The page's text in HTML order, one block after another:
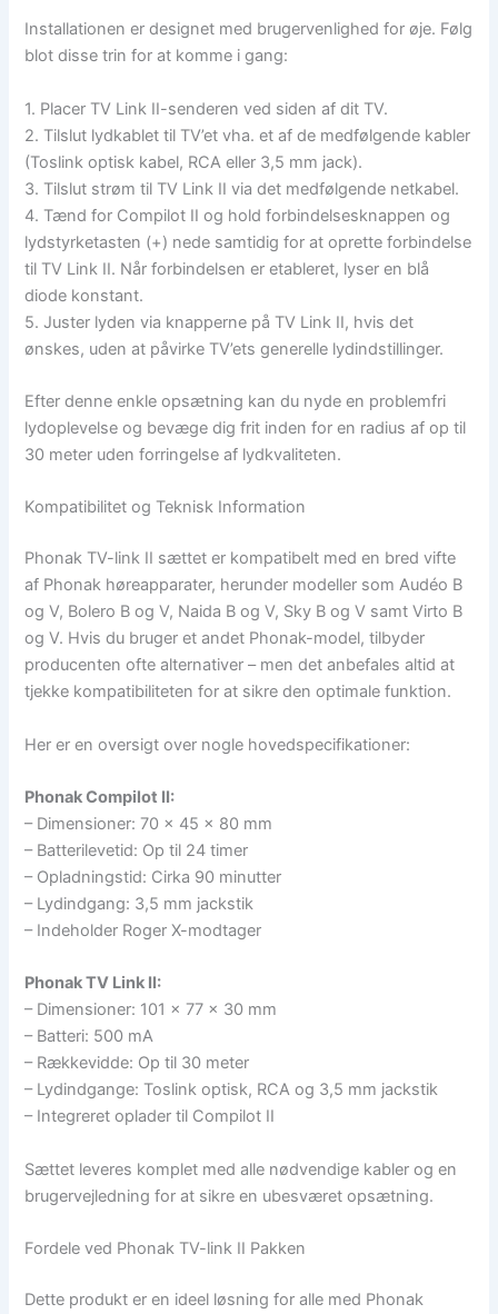
Installationen er designet med brugervenlighed for øje. Følg
blot disse trin for at komme i gang:
1. Placer TV Link II-senderen ved siden af dit TV.
2. Tilslut lydkablet til TV’et vha. et af de medfølgende kabler
(Toslink optisk kabel, RCA eller 3,5 mm jack).
3. Tilslut strøm til TV Link II via det medfølgende netkabel.
4. Tænd for Compilot II og hold forbindelsesknappen og
lydstyrketasten (+) nede samtidig for at oprette forbindelse
til TV Link II. Når forbindelsen er etableret, lyser en blå
diode konstant.
5. Juster lyden via knapperne på TV Link II, hvis det
ønskes, uden at påvirke TV’ets generelle lydindstillinger.
Efter denne enkle opsætning kan du nyde en problemfri
lydoplevelse og bevæge dig frit inden for en radius af op til
30 meter uden forringelse af lydkvaliteten.
Kompatibilitet og Teknisk Information
Phonak TV-link II sættet er kompatibelt med en bred vifte
af Phonak høreapparater, herunder modeller som Audéo B
og V, Bolero B og V, Naida B og V, Sky B og V samt Virto B
og V. Hvis du bruger et andet Phonak-model, tilbyder
producenten ofte alternativer – men det anbefales altid at
tjekke kompatibiliteten for at sikre den optimale funktion.
Her er en oversigt over nogle hovedspecifikationer:
Phonak Compilot II:
– Dimensioner: 70 x 45 x 80 mm
– Batterilevetid: Op til 24 timer
– Opladningstid: Cirka 90 minutter
– Lydindgang: 3,5 mm jackstik
– Indeholder Roger X-modtager
Phonak TV Link II:
– Dimensioner: 101 x 77 x 30 mm
– Batteri: 500 mA
– Rækkevidde: Op til 30 meter
– Lydindgange: Toslink optisk, RCA og 3,5 mm jackstik
– Integreret oplader til Compilot II
Sættet leveres komplet med alle nødvendige kabler og en
brugervejledning for at sikre en ubesværet opsætning.
Fordele ved Phonak TV-link II Pakken
Dette produkt er en ideel løsning for alle med Phonak